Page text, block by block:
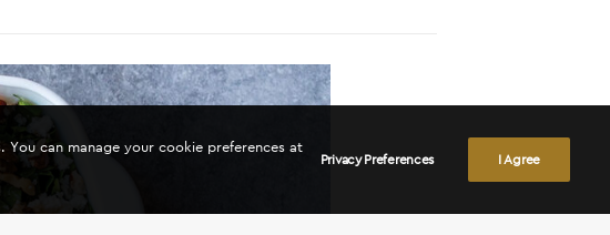
can manage your cookie preferences at
Privacy Preferences I Agree